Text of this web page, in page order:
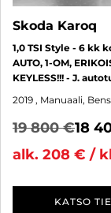
Skoda Karoq
1,0 TSI Style - 6 kk
AUTO, 1-OM,
KEYLESS!!! - J.
2019 , Manuaali,
19 800 €18
alk. 208 € /
KATSO